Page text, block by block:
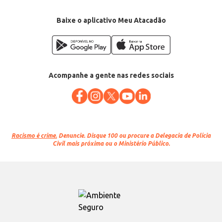
Baixe o aplicativo Meu Atacadão
Acompanhe a gente nas redes sociais
Racismo é crime. Denuncie. Disque 100 ou procure a Delegacia de Polícia
Civil mais próxima ou o Ministério Público.